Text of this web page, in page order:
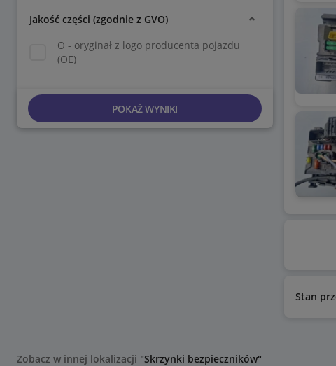
Jakość części (zgodnie z GVO)
O - oryginał z logo producenta pojazdu
(OE)
POKAŻ WYNIKI
Stan
Zobacz w innej lokalizacji "Skrzynki bezpieczników"